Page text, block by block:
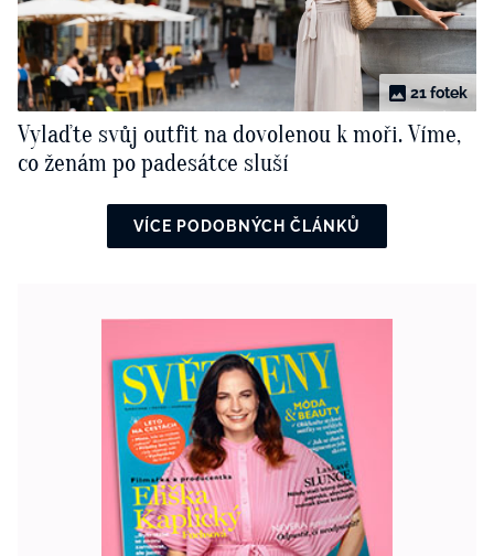
21 fotek
Vylaďte svůj outfit na dovolenou k moři. Víme,
co ženám po padesátce sluší
VÍCE PODOBNÝCH ČLÁNKŮ